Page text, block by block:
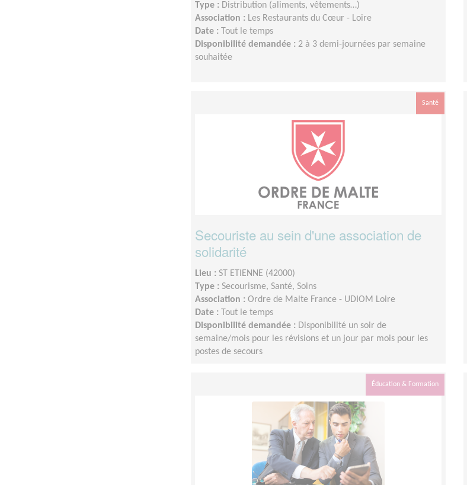
Type : Distribution (aliments, vêtements…)
Association : Les Restaurants du Cœur - Loire
Date :
Tout le temps
Disponibilité demandée : 2 à 3 demi-journées par semaine
souhaitée
Santé
Secouriste au sein d'une association de
solidarité
Lieu : ST ETIENNE (42000)
Type : Secourisme, Santé, Soins
Association : Ordre de Malte France - UDIOM Loire
Date :
Tout le temps
Disponibilité demandée : Disponibilité un soir de
semaine/mois pour les révisions et un jour par mois pour les
postes de secours
Éducation & Formation